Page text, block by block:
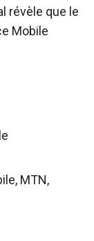
révèle que le
Mobile
le
, MTN,